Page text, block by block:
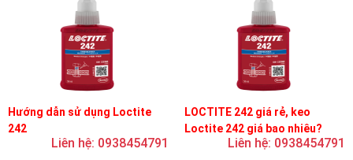
Hướng dẫn sử dụng Loctite
242
Liên hệ: 0938454791
LOCTITE 242 giá rẻ, keo
Loctite 242 giá bao nhiêu?
Liên hệ: 0938454791